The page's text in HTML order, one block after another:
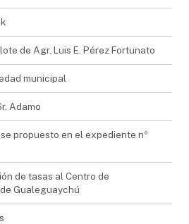
de Agr. Luis E. Pérez Fortunato
municipal
Adamo
propuesto en el expediente nº
de tasas al Centro de
Gualeguaychú